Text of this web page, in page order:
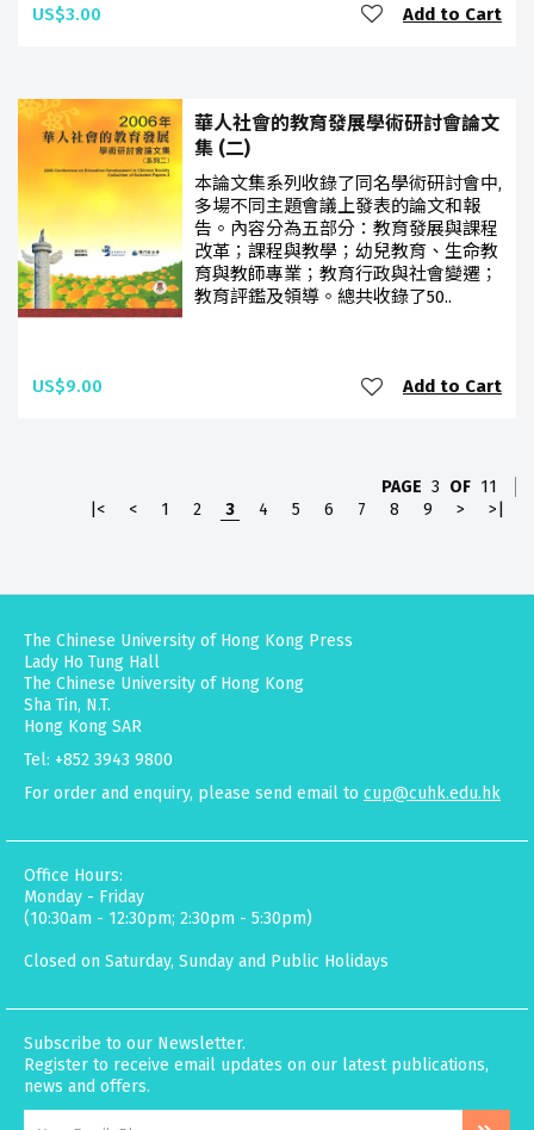
US$3.00 Add to Cart
華人社會的教育發展學術研討會論文
集 (二)
本論文集系列收錄了同名學術研討會中,
多場不同主題會議上發表的論文和報
告。內容分為五部分：教育發展與課程
改革；課程與教學；幼兒教育、生命教
育與教師專業；教育行政與社會變遷；
教育評鑑及領導。總共收錄了50..
US$9.00 Add to Cart
PAGE 3 OF 11
|<
< 1 2 3 4 5 6 7 8 9 > >|
The Chinese University of Hong Kong Press
Lady Ho Tung Hall
The Chinese University of Hong Kong
Sha Tin, N.T.
Hong Kong SAR
Tel: +852 3943 9800
For order and enquiry, please send email to cup@cuhk.edu.hk
Office Hours:
Monday - Friday
(10:30am - 12:30pm; 2:30pm - 5:30pm)
Closed on Saturday, Sunday and Public Holidays
Subscribe to our Newsletter.
Register to receive email updates on our latest publications,
news and offers.